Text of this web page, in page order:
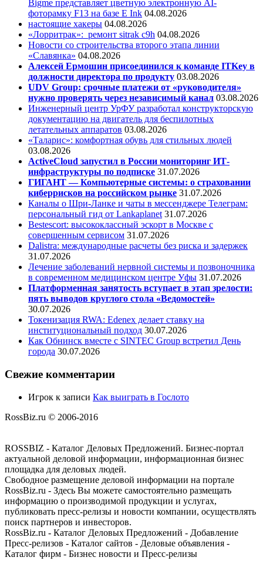
Bigme представляет цветную электронную AI-
фоторамку F13 на базе E Ink 04.08.2026
настоящие хакеры 04.08.2026
«Лорритрак»: ремонт sitrak c9h 04.08.2026
Новости со строительства второго этапа линии
«Славянка» 04.08.2026
Алексей Ермошин присоединился к команде ITKey в
должности директора по продукту 03.08.2026
UDV Group: срочные платежи от «руководителя»
нужно проверять через независимый канал 03.08.2026
Инженерный центр УрФУ разработал конструкторскую
документацию на двигатель для беспилотных
летательных аппаратов 03.08.2026
«Таларис»: комфортная обувь для стильных людей
03.08.2026
ActiveCloud запустил в России мониторинг ИТ-
инфраструктуры по подписке 31.07.2026
ГИГАНТ — Компьютерные системы: о страховании
киберрисков на российском рынке 31.07.2026
Каналы о Шри-Ланке и чаты в мессенджере Телеграм:
персональный гид от Lankaplanet 31.07.2026
Bestescort: высококлассный эскорт в Москве с
совершенным сервисом 31.07.2026
Dalistra: международные расчеты без риска и задержек
31.07.2026
Лечение заболеваний нервной системы и позвоночника
в современном медицинском центре Уфы 31.07.2026
Платформенная занятость вступает в этап зрелости:
пять выводов круглого стола «Ведомостей»
30.07.2026
Токенизация RWA: Edenex делает ставку на
институциональный подход 30.07.2026
Как Обнинск вместе с SINTEC Group встретил День
города 30.07.2026
Свежие комментарии
Игрок к записи Как выиграть в Гослото
RossBiz.ru © 2006-2016
ROSSBIZ - Каталог Деловых Предложений. Бизнес-портал
актуальной деловой информации, информационная бизнес
площадка для деловых людей.
Свободное размещение деловой информации на портале
RossBiz.ru - Здесь Вы можете самостоятельно размещать
информацию о производимой продукции и услугах,
публиковать пресс-релизы и новости компании, осуществлять
поиск партнеров и инвесторов.
RossBiz.ru - Каталог Деловых Предложений - Добавление
Пресс-релизов - Каталог сайтов - Деловые объявления -
Каталог фирм - Бизнес новости и Пресс-релизы